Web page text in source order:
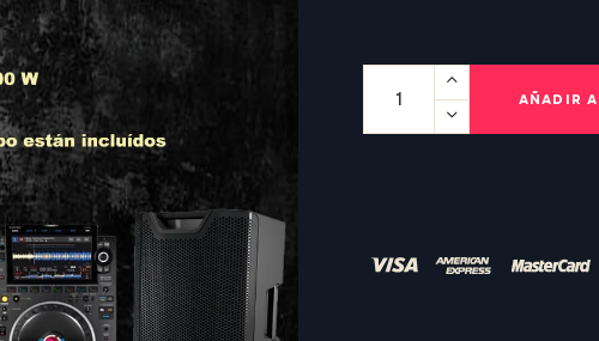
LOGIN
Nombre de usuario o correo electrónico
AÑADIR